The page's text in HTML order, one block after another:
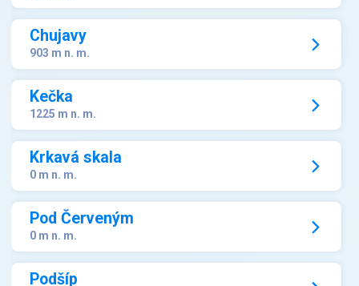
Chujavy
903 m n. m.
Kečka
1225 m n. m.
Krkavá skala
0 m n. m.
Pod Červeným
0 m n. m.
Podšíp